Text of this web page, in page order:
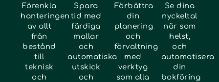
Förenkla
hanteringen
av allt
från
bestånd
till
teknisk
och
Spara
tid med
färdiga
mallar
och
automatiska
utskick
och
Förbättra
din
planering
och
förvaltning
med
verktyg
som alla
Se dina
nyckeltal
när som
helst,
och
automatisera
din
bokföring